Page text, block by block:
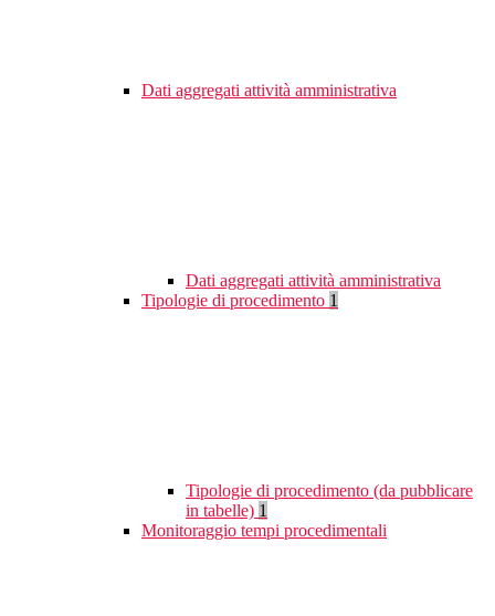
Dati aggregati attività amministrativa
Dati aggregati attività amministrativa
Tipologie di procedimento 1
Tipologie di procedimento (da pubblicare
in tabelle) 1
Monitoraggio tempi procedimentali